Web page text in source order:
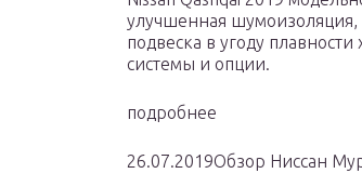
улучшенная шумоизоляция,
подвеска в угоду
системы и опции.
подробнее
26.07.2019Обзор Ниссан